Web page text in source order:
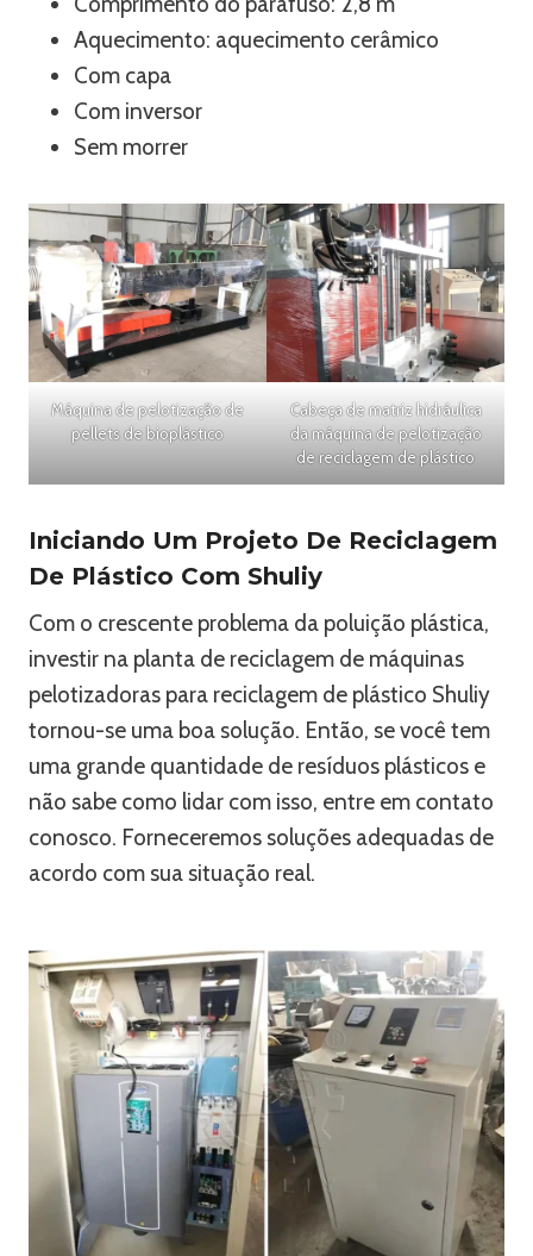
Aquecimento: aquecimento cerâmico
Com capa
Com inversor
Sem morrer
Máquina de pelotização de
pellets de bioplástico
Cabeça de matriz hidráulica
da máquina de pelotização
de reciclagem de plástico
Iniciando Um Projeto De Reciclagem
De Plástico Com Shuliy
Com o crescente problema da poluição plástica,
investir na planta de reciclagem de máquinas
pelotizadoras para reciclagem de plástico Shuliy
tornou-se uma boa solução. Então, se você tem
uma grande quantidade de resíduos plásticos e
não sabe como lidar com isso, entre em contato
conosco. Forneceremos soluções adequadas de
acordo com sua situação real.